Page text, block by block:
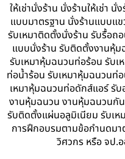
ให้เช่านั่งร้าน นั่งร้านให้เช่า
แบบมาตรฐาน นั่งร้านแบบแ
รับเหมาติดตั้งนั่งร้าน รับรื้อถ
แบบนั่งร้าน รับติดตั้งงานหุ้
รับเหมาหุ้มฉนวนท่อร้อน รับ
ท่อน้ำร้อน รับเหมาหุ้มฉนวนท่
เหมาหุ้มฉนวนท่อดักส์แอร์ รั
งานหุ้มฉนวน งานหุ้มฉนวนกั
รับติดตั้งแผ่นอลูมิเนียม รับเ
การฝึกอบรมตามข้อกำนดมา
วิศวกร หรือ จป.